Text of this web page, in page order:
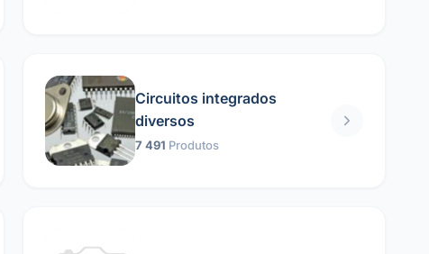
Circuitos integrados
diversos
7 491 Produtos